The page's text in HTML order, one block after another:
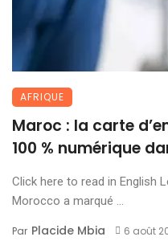
AFRIQUE
Maroc : la carte
100 % numérique
Click here to read in English
Morocco a marqué ...
Par Placide Mbia 6 août